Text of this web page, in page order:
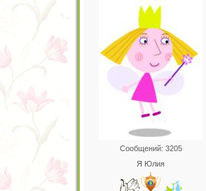
Сообщений: 3205
Я Юлия